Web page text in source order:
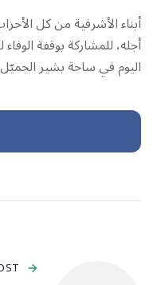
أبناء الأشرفية من كل
أجله، للمشاركة بوقفة
اليوم في ساحة بشير